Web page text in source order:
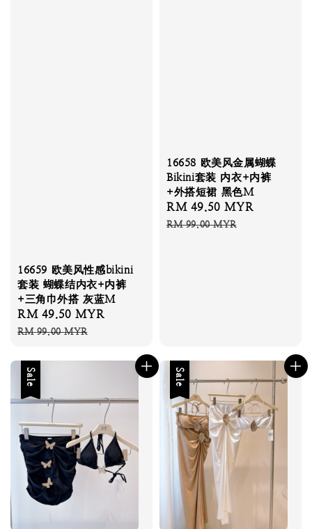
16659 欧美风性感bikini
套装 蝴蝶结内衣+内裤
+三角巾外搭 灰蓝M
Sale
price
RM 49.50 MYR
RM 99.00 MYR
16658 欧美风金属蝴蝶
Bikini套装 内衣+内裤
+外搭短裙 黑色M
Sale
price
RM 49.50 MYR
RM 99.00 MYR
Sale Sale